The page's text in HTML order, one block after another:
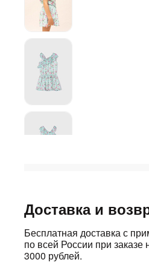
Доставка и
Бесплатная доставка с
по всей России при заказе
3000 рублей.